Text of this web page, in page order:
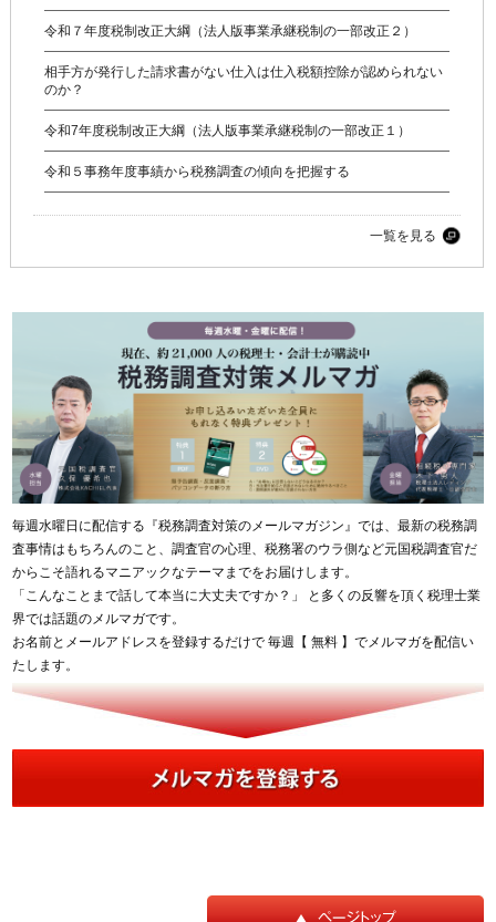
令和７年度税制改正大綱（法人版事業承継税制の一部改正２）
相手方が発行した請求書がない仕入は仕入税額控除が認められない
のか？
令和7年度税制改正大綱（法人版事業承継税制の一部改正１）
令和５事務年度事績から税務調査の傾向を把握する
一覧を見る
毎週水曜日に配信する『税務調査対策のメールマガジン』では、最新の税務調
査事情はもちろんのこと、調査官の心理、税務署のウラ側など元国税調査官だ
からこそ語れるマニアックなテーマまでをお届けします。
「こんなことまで話して本当に大丈夫ですか？」 と多くの反響を頂く税理士業
界では話題のメルマガです。
お名前とメールアドレスを登録するだけで 毎週【 無料 】でメルマガを配信い
たします。